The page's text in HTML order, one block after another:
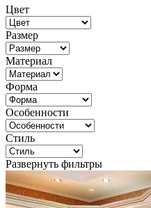
Цвет
Размер
Материал
Форма
Особенности
Стиль
Развернуть фильтры